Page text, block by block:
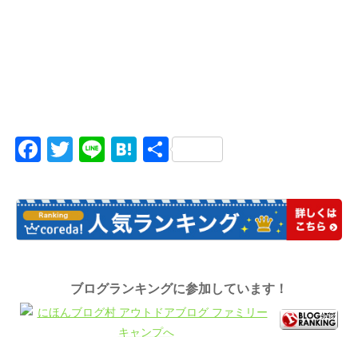
Facebook
Twitter
LineHatena
共
ブログランキングに参加しています！